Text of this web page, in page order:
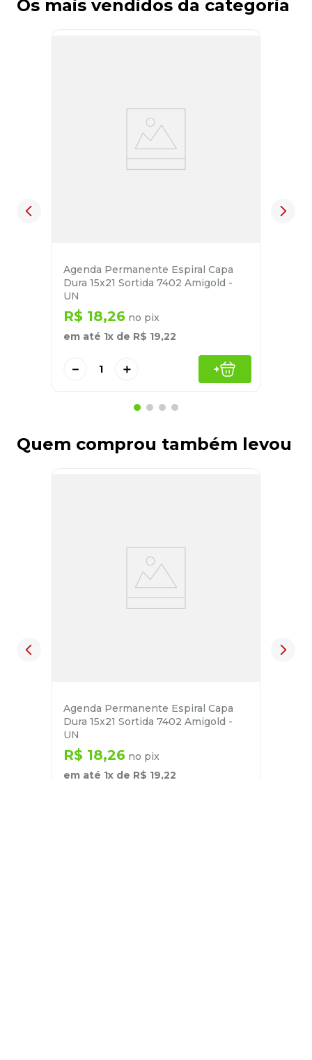
Os mais vendidos da categoria
Agenda Permanente Espiral Capa
Dura 15x21 Sortida 7402 Amigold -
UN
R$ 18,26 no pix
em até 1x de R$ 19,22
＋
－ +
Quem comprou também levou
Agenda Permanente Espiral Capa
Dura 15x21 Sortida 7402 Amigold -
UN
R$ 18,26 no pix
em até 1x de R$ 19,22